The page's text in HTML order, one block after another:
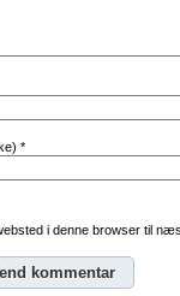
*
i denne browser til